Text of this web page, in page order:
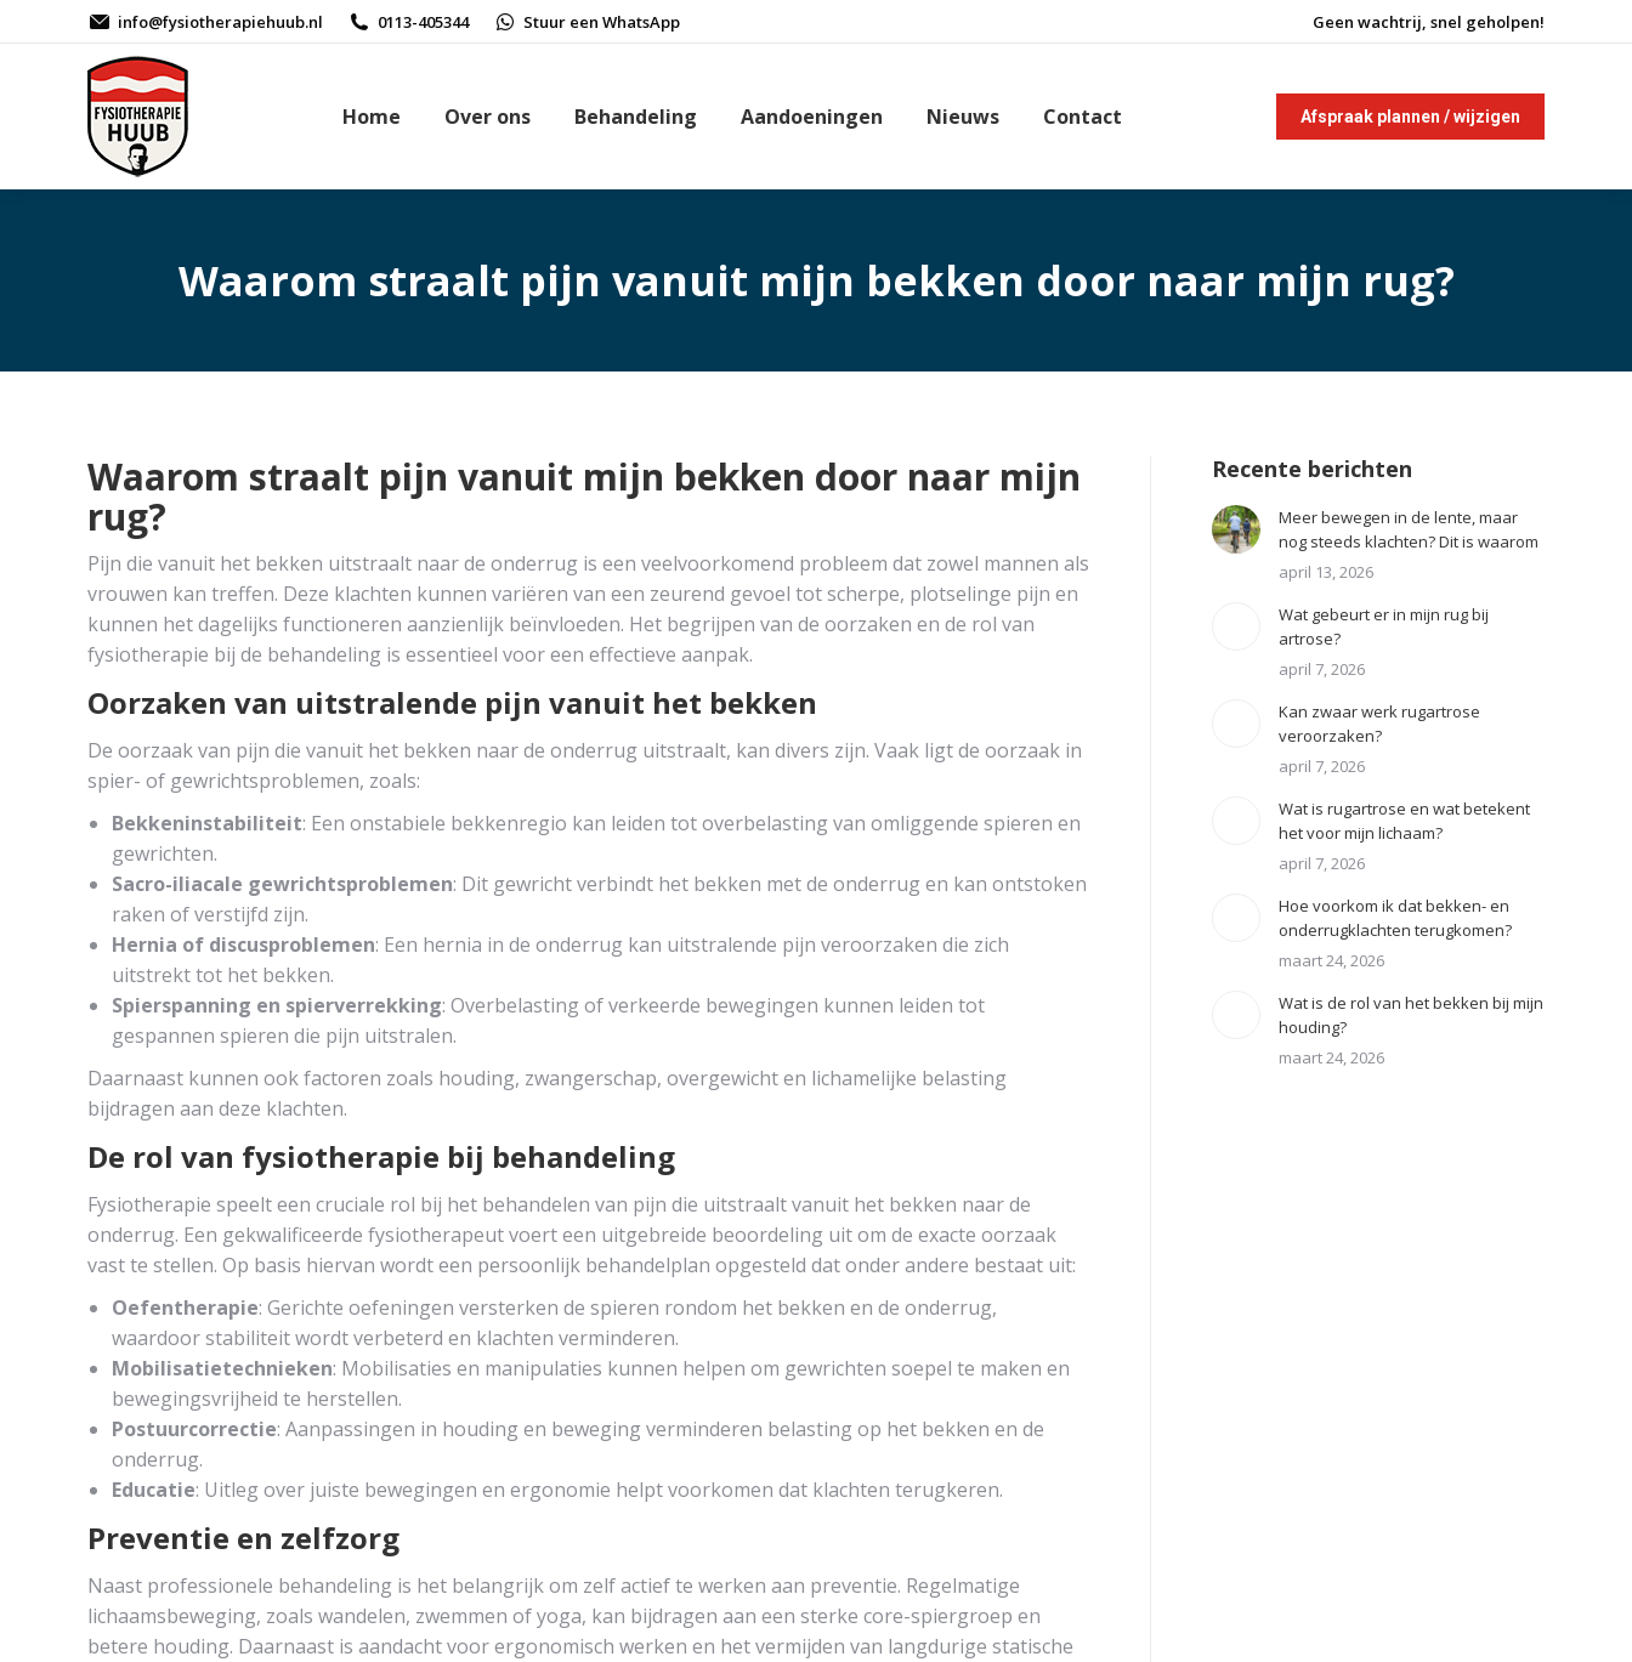
info@fysiotherapiehuub.nl 0113-405344 Stuur een WhatsApp Geen wachtrij, snel geholpen!
Home Over ons Behandeling Aandoeningen Nieuws Contact Afspraak plannen / wijzigen
Waarom straalt pijn vanuit mijn bekken door naar mijn rug?
Waarom straalt pijn vanuit mijn bekken door naar mijn
rug?
Pijn die vanuit het bekken uitstraalt naar de onderrug is een veelvoorkomend probleem dat zowel mannen als
vrouwen kan treffen. Deze klachten kunnen variëren van een zeurend gevoel tot scherpe, plotselinge pijn en
kunnen het dagelijks functioneren aanzienlijk beïnvloeden. Het begrijpen van de oorzaken en de rol van
fysiotherapie bij de behandeling is essentieel voor een effectieve aanpak.
Oorzaken van uitstralende pijn vanuit het bekken
De oorzaak van pijn die vanuit het bekken naar de onderrug uitstraalt, kan divers zijn. Vaak ligt de oorzaak in
spier- of gewrichtsproblemen, zoals:
Bekkeninstabiliteit: Een onstabiele bekkenregio kan leiden tot overbelasting van omliggende spieren en
gewrichten.
Sacro-iliacale gewrichtsproblemen: Dit gewricht verbindt het bekken met de onderrug en kan ontstoken
raken of verstijfd zijn.
Hernia of discusproblemen: Een hernia in de onderrug kan uitstralende pijn veroorzaken die zich
uitstrekt tot het bekken.
Spierspanning en spierverrekking: Overbelasting of verkeerde bewegingen kunnen leiden tot
gespannen spieren die pijn uitstralen.
Daarnaast kunnen ook factoren zoals houding, zwangerschap, overgewicht en lichamelijke belasting
bijdragen aan deze klachten.
De rol van fysiotherapie bij behandeling
Fysiotherapie speelt een cruciale rol bij het behandelen van pijn die uitstraalt vanuit het bekken naar de
onderrug. Een gekwalificeerde fysiotherapeut voert een uitgebreide beoordeling uit om de exacte oorzaak
vast te stellen. Op basis hiervan wordt een persoonlijk behandelplan opgesteld dat onder andere bestaat uit:
Oefentherapie: Gerichte oefeningen versterken de spieren rondom het bekken en de onderrug,
waardoor stabiliteit wordt verbeterd en klachten verminderen.
Mobilisatietechnieken: Mobilisaties en manipulaties kunnen helpen om gewrichten soepel te maken en
bewegingsvrijheid te herstellen.
Postuurcorrectie: Aanpassingen in houding en beweging verminderen belasting op het bekken en de
onderrug.
Educatie: Uitleg over juiste bewegingen en ergonomie helpt voorkomen dat klachten terugkeren.
Preventie en zelfzorg
Naast professionele behandeling is het belangrijk om zelf actief te werken aan preventie. Regelmatige
lichaamsbeweging, zoals wandelen, zwemmen of yoga, kan bijdragen aan een sterke core-spiergroep en
betere houding. Daarnaast is aandacht voor ergonomisch werken en het vermijden van langdurige statische
Recente berichten
Meer bewegen in de lente, maar
nog steeds klachten? Dit is waarom
april 13, 2026
Wat gebeurt er in mijn rug bij
artrose?
april 7, 2026
Kan zwaar werk rugartrose
veroorzaken?
april 7, 2026
Wat is rugartrose en wat betekent
het voor mijn lichaam?
april 7, 2026
Hoe voorkom ik dat bekken- en
onderrugklachten terugkomen?
maart 24, 2026
Wat is de rol van het bekken bij mijn
houding?
maart 24, 2026